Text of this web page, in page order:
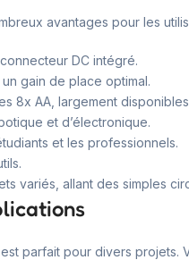
avantages pour les
DC intégré.
gain de place optimal.
8x AA, largement
et d’électronique.
et les professionnels.
variés, allant des simples
parfait pour divers projets.